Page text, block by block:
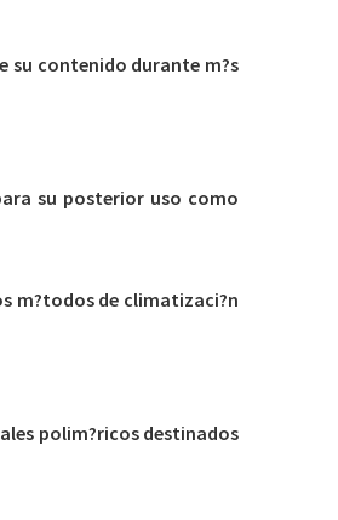
su contenido durante m?s
su posterior uso como
m?todos de climatizaci?n
polim?ricos destinados